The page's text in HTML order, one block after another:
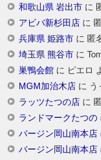
和歌山県 岩出市に
アビバ新杉田店に
兵庫県 姫路市に 匿
埼玉県 熊谷市に
巣鴨会館に ピエロ
MGM加治木店に う
ラッツたつの店に
ランドマークたつの
バージン岡山南本店
バージン岡山南本店